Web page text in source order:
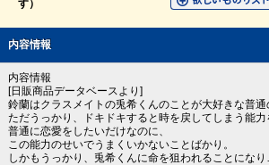
す）
内容情報
内容情報
[日販商品データベースより]
鈴蘭はクラスメイトの兎希くんのことが大好きな普通
ただうっかり、ドキドキすると時を戻してしまう能力
普通に恋愛をしたいだけなのに、
この能力のせいでうまくいかないことばかり。
しかもうっかり、兎希くんに命を狙われることにな